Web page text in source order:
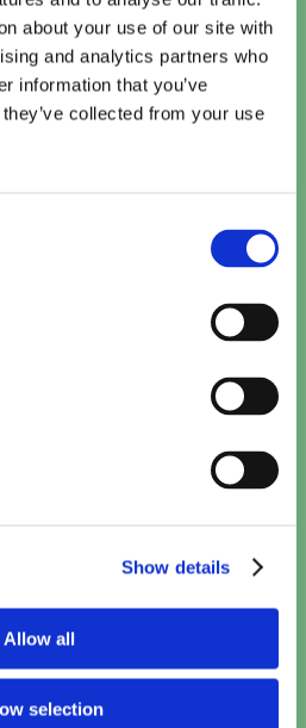
about your use of our site with
and analytics partners who
information that you’ve
collected from your use
Show details
Allow all
selection
TICKETS